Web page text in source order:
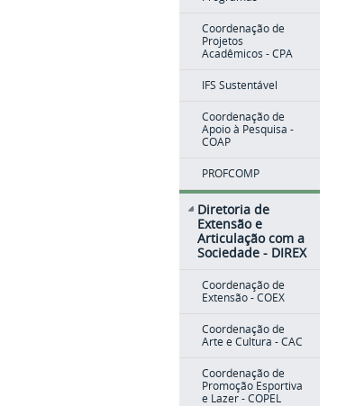
Coordenação de
Projetos
Acadêmicos - CPA
IFS Sustentável
Coordenação de
Apoio à Pesquisa -
COAP
PROFCOMP
Diretoria de
Extensão e
Articulação com a
Sociedade - DIREX
Coordenação de
Extensão - COEX
Coordenação de
Arte e Cultura - CAC
Coordenação de
Promoção Esportiva
e Lazer - COPEL